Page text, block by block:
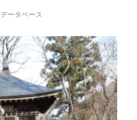
データベース